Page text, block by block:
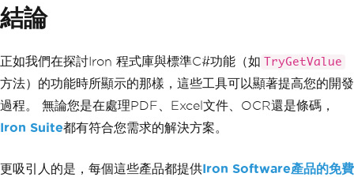
結論
正如我們在探討Iron 程式庫與標準C#功能（如 TryGetValue
方法）的功能時所顯示的那樣，這些工具可以顯著提高您的開發
過程。 無論您是在處理PDF、Excel文件、OCR還是條碼，
Iron Suite都有符合您需求的解決方案。
更吸引人的是，每個這些產品都提供Iron Software產品的免費